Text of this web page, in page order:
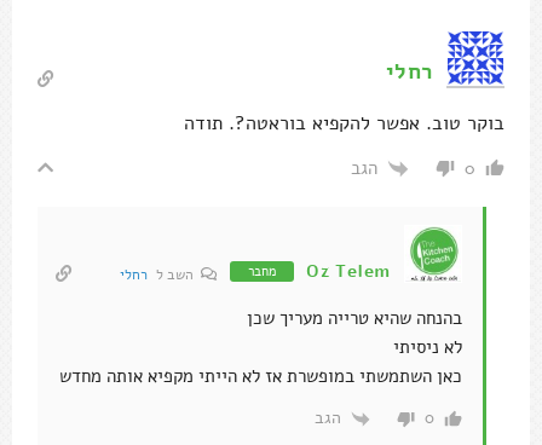
רחלי
בוקר טוב. אפשר להקפיא בוראטה?. תודה
0 הגב
Oz Telem מחבר השב ל רחלי
בהנחה שהיא טרייה מעריך שכן
לא ניסיתי
כאן השתמשתי במופשרת אז לא הייתי מקפיא אותה מחדש
0 הגב